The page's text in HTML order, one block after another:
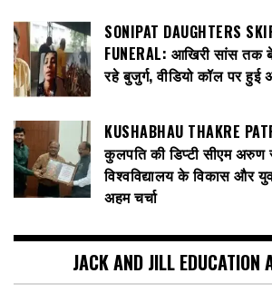
SONIPAT DAUGHTERS
FUNERAL: आखिरी सांस तक
रहे बुजुर्ग, वीडियो कॉल पर हुई
KUSHABHAU THAKRE
कुलपति की डिप्टी सीएम
विश्वविद्यालय के विकास और
अहम चर्चा
JACK AND JILL EDUCATION